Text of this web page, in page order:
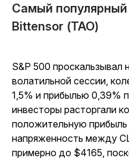
Самый
Bittensor (TAO)
S&P 500 проскальзывал
волатильной сессии,
1,5% и прибылью 0,39%
инвесторы расторгали
положительную прибыль
напряженность между
примерно до $4165,